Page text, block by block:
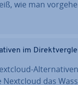
wie man
im
Nextcloud das